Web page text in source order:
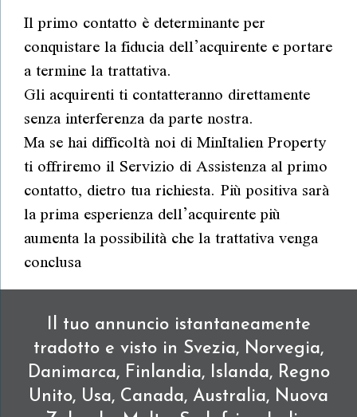
Il primo contatto è determinante per
conquistare la fiducia dell’acquirente e portare
a termine la trattativa.
Gli acquirenti ti contatteranno direttamente
senza interferenza da parte nostra.
Ma se hai difficoltà noi di MinItalien Property
ti offriremo il Servizio di Assistenza al primo
contatto, dietro tua richiesta. Più positiva sarà
la prima esperienza dell’acquirente più
aumenta la possibilità che la trattativa venga
conclusa
Il tuo annuncio istantaneamente
tradotto e visto in Svezia, Norvegia,
Danimarca, Finlandia, Islanda, Regno
Unito, Usa, Canada, Australia, Nuova